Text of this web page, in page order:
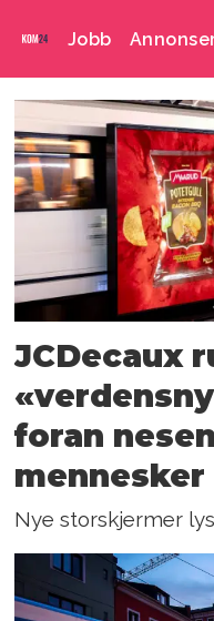
Jobb
Emne:
inge
aasen
JCDecaux
foran
mennesker
Nye storskjermer